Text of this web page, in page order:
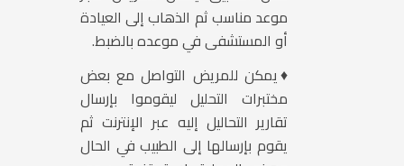
موعد مناسب ثم الذهاب إلى العيادة
أو المستشفى في موعده بالضبط.
♦يمكن للمريض التواصل مع بعض
مختبرات التحليل ليقوموا بإرسال
تقارير التحاليل إليه عبر الإنترنت ثم
يقوم بإرسالها إلى الطبيب في الحال